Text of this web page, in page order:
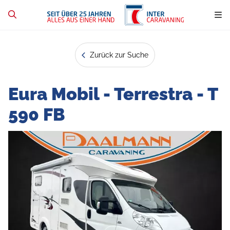
Zurück zur Suche
Eura Mobil - Terrestra - T
590 FB